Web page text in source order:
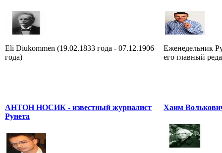
Eli Diukommen (19.02.1833 года - 07.12.1906
года)
Еженедельник
его главный
АНТОН НОСИК - известный журналист
Рунета
Хаим